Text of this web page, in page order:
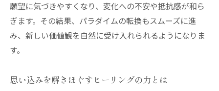
願望に気づきやすくなり、変化への不安や抵抗感が和ら
ぎます。その結果、パラダイムの転換もスムーズに進
み、新しい価値観を自然に受け入れられるようになりま
す。
思い込みを解きほぐすヒーリングの力とは